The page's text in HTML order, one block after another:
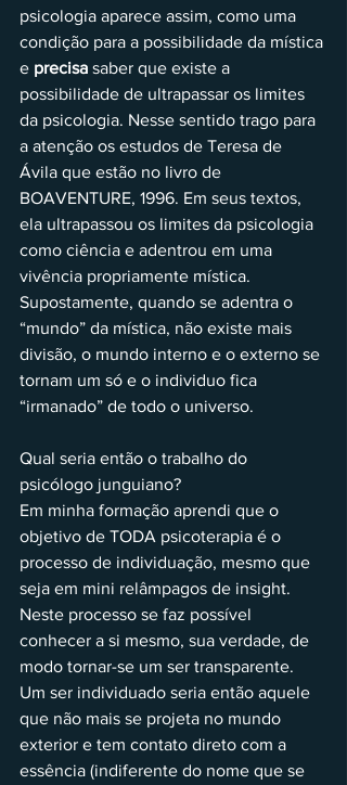
psicologia aparece assim, como uma
condição para a possibilidade da mística
e precisa saber que existe a
possibilidade de ultrapassar os limites
da psicologia. Nesse sentido trago para
a atenção os estudos de Teresa de
Ávila que estão no livro de
BOAVENTURE, 1996. Em seus textos,
ela ultrapassou os limites da psicologia
como ciência e adentrou em uma
vivência propriamente mística.
Supostamente, quando se adentra o
“mundo” da mística, não existe mais
divisão, o mundo interno e o externo se
tornam um só e o individuo fica
“irmanado” de todo o universo.
Qual seria então o trabalho do
psicólogo junguiano?
Em minha formação aprendi que o
objetivo de TODA psicoterapia é o
processo de individuação, mesmo que
seja em mini relâmpagos de insight.
Neste processo se faz possível
conhecer a si mesmo, sua verdade, de
modo tornar-se um ser transparente.
Um ser individuado seria então aquele
que não mais se projeta no mundo
exterior e tem contato direto com a
essência (indiferente do nome que se